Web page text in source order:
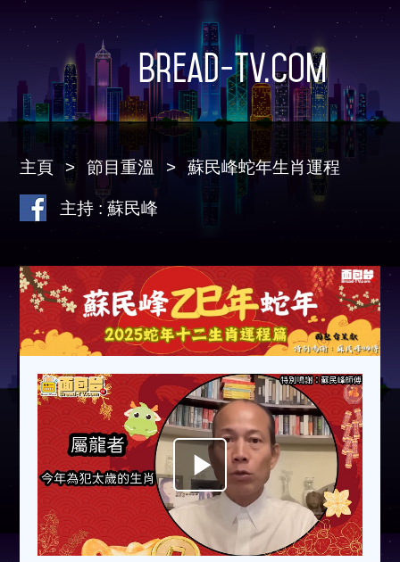
Bread-TV.com
主頁 節目重溫 蘇民峰蛇年生肖運程
主持 : 蘇民峰
Play
Video